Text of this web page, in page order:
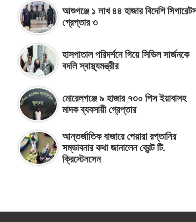
আশুগঞ্জে ১ লাখ ৪৪ হাজার বিদেশি
গ্রেপ্তার ৩
হাসপাতাল পরিদর্শনে গিয়ে সিভিল সার্জনকে
বদলি স্বাস্থ্যমন্ত্রীর
মোরেলগঞ্জে ৯ হাজার ৭৩০ পিস ইয়াবাসহ
মাদক ব্যবসায়ী গ্রেপ্তার
আন্তর্জাতিক বাজারে পেয়ারা রপ্তানির
সম্ভাবনার কথা জানালেন ব্রেন্ট টি.
ক্রিস্টেনসেন